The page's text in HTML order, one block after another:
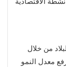
من خلال
معدل النمو